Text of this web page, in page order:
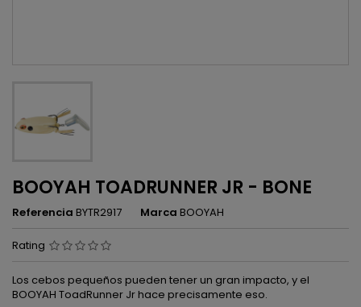
BOOYAH TOADRUNNER JR - BONE
Referencia BYTR2917 Marca BOOYAH
Rating
Los cebos pequeños pueden tener un gran impacto, y el
BOOYAH ToadRunner Jr hace precisamente eso.